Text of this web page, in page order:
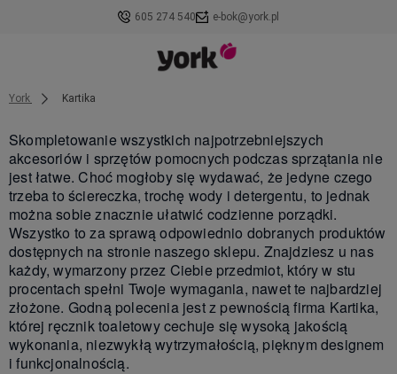
605 274 540 e-bok@york.pl
York Kartika
Skompletowanie wszystkich najpotrzebniejszych
akcesoriów i sprzętów pomocnych podczas sprzątania nie
jest łatwe. Choć mogłoby się wydawać, że jedyne czego
trzeba to ściereczka, trochę wody i detergentu, to jednak
można sobie znacznie ułatwić codzienne porządki.
Wszystko to za sprawą odpowiednio dobranych produktów
dostępnych na stronie naszego sklepu. Znajdziesz u nas
każdy, wymarzony przez Ciebie przedmiot, który w stu
procentach spełni Twoje wymagania, nawet te najbardziej
złożone. Godną polecenia jest z pewnością firma Kartika,
której ręcznik toaletowy cechuje się wysoką jakością
wykonania, niezwykłą wytrzymałością, pięknym designem
i funkcjonalnością.